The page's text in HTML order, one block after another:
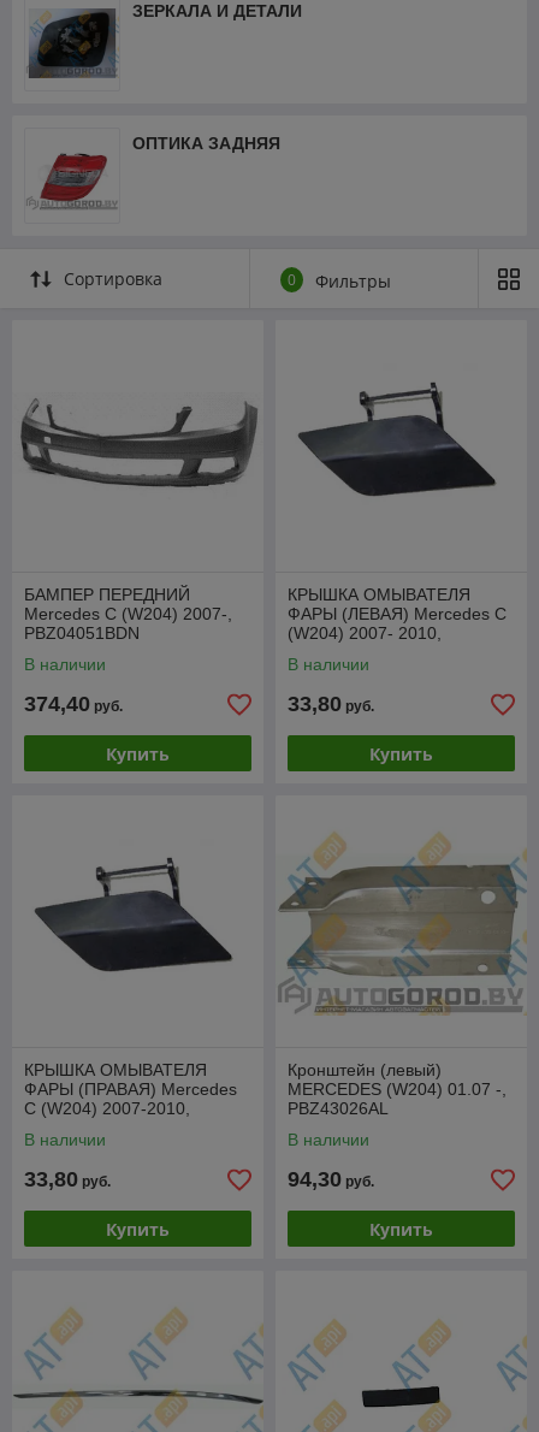
ЗЕРКАЛА И ДЕТАЛИ
ОПТИКА ЗАДНЯЯ
Сортировка 0 Фильтры
БАМПЕР ПЕРЕДНИЙ
Mercedes C (W204) 2007-,
PBZ04051BDN
В наличии
374,40 руб.
Купить
КРЫШКА ОМЫВАТЕЛЯ
ФАРЫ (ЛЕВАЯ) Mercedes C
(W204) 2007- 2010,
В наличии
33,80 руб.
Купить
КРЫШКА ОМЫВАТЕЛЯ
ФАРЫ (ПРАВАЯ) Mercedes
C (W204) 2007-2010,
В наличии
33,80 руб.
Купить
Кронштейн (левый)
MERCEDES (W204) 01.07 -,
PBZ43026AL
В наличии
94,30 руб.
Купить